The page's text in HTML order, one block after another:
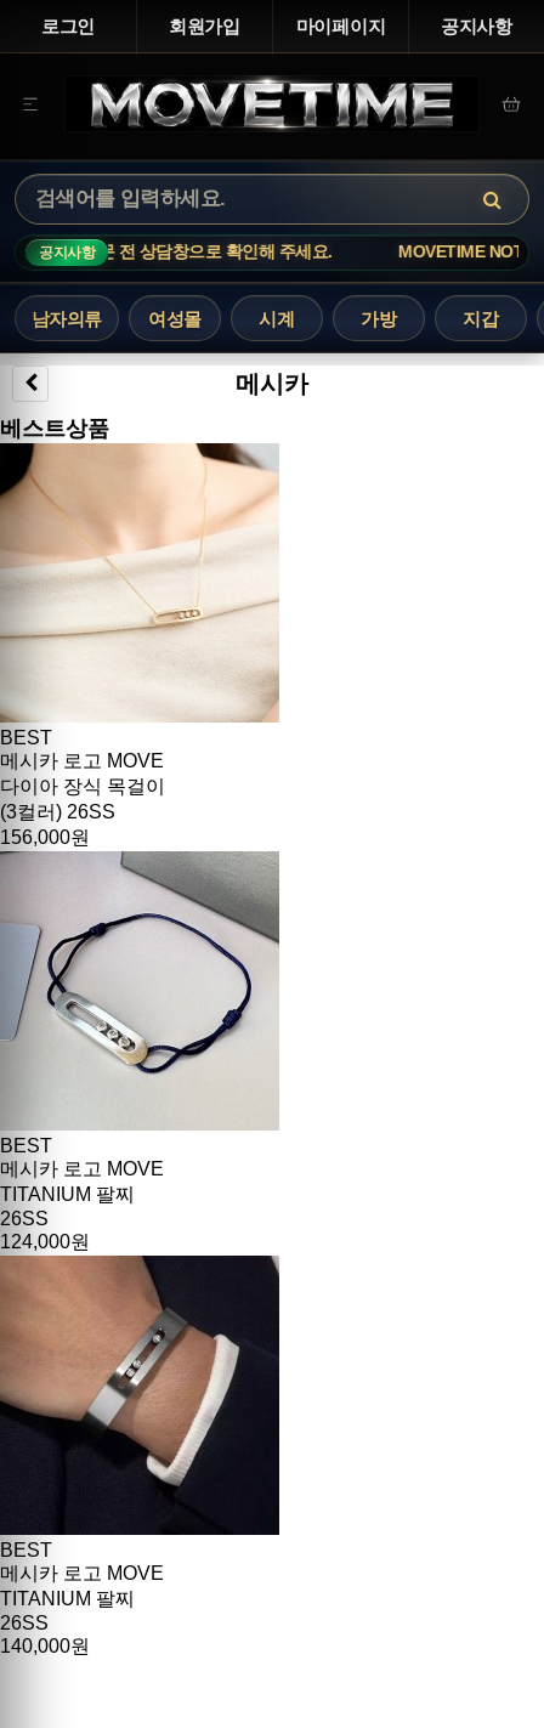
로그인 회원가입 마이페이지 공지사항
공지사항
전 상담창으로 확인해 주세요. MOVETIME NOTICE · 인기 상품
남자의류 여성몰 시계 가방 지갑
메시카
베스트상품
BEST
메시카 로고 MOVE
다이아 장식 목걸이
(3컬러) 26SS
156,000원
BEST
메시카 로고 MOVE
TITANIUM 팔찌
26SS
124,000원
BEST
메시카 로고 MOVE
TITANIUM 팔찌
26SS
140,000원